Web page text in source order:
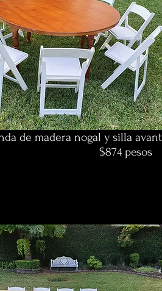
de madera nogal y silla avant
pesos